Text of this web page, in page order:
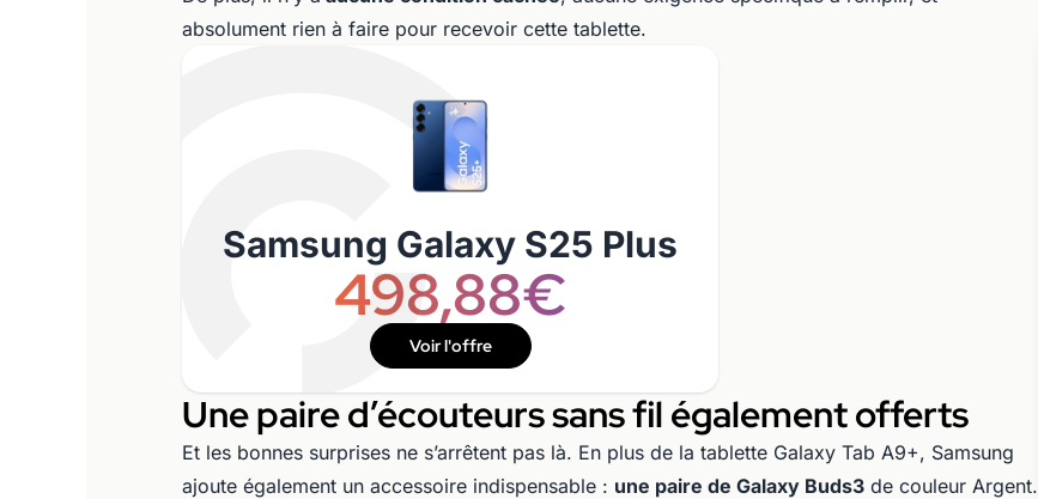
absolument rien à faire pour recevoir cette tablette.
Samsung Galaxy S25 Plus
498,88€
Voir l'offre
Une paire d’écouteurs sans fil également offerts
Et les bonnes surprises ne s’arrêtent pas là. En plus de la tablette Galaxy Tab A9+, Samsung
ajoute également un accessoire indispensable : une paire de Galaxy Buds3 de couleur Argent.